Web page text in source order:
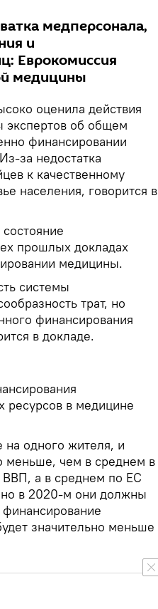
медперсонала,
и
Еврокомиссия
медицины
оценила действия
экспертов об общем
финансировании
за недостатка
к качественному
населения, говорится в
прошлых докладах
медицины.
системы
трат, но
финансирования
в докладе.
ресурсов в медицине
на одного жителя, и
меньше, чем в среднем в
ВВП, а в среднем по ЕС
но в 2020-м они должны
значительно меньше